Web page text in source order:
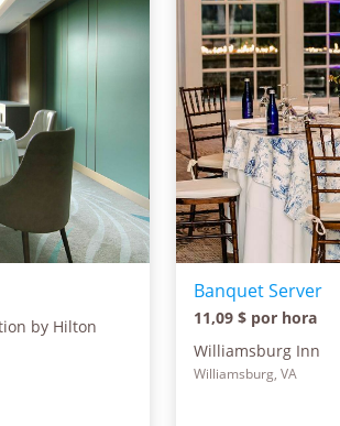
by Hilton
Banquet Server
11,09 $ por hora
Williamsburg Inn
Williamsburg, VA